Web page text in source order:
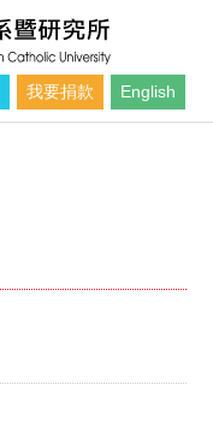
我要捐款 English